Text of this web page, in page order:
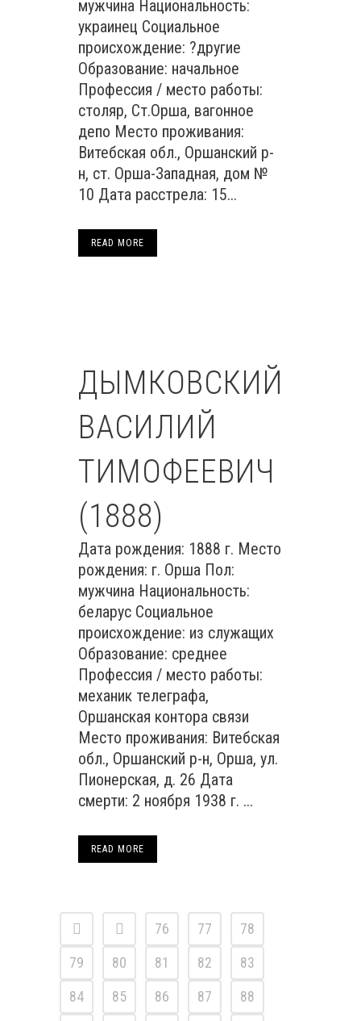
мужчина Национальность:
украинец Социальное
происхождение: ?другие
Образование: начальное
Профессия / место работы:
столяр, Ст.Орша, вагонное
депо Место проживания:
Витебская обл., Оршанский р-
н, ст. Орша-Западная, дом №
10 Дата расстрела: 15...
READ MORE
ДЫМКОВСКИЙ
ВАСИЛИЙ
ТИМОФЕЕВИЧ
(1888)
Дата рождения: 1888 г. Место
рождения: г. Орша Пол:
мужчина Национальность:
беларус Социальное
происхождение: из служащих
Образование: среднее
Профессия / место работы:
механик телеграфа,
Оршанская контора связи
Место проживания: Витебская
обл., Оршанский р-н, Орша, ул.
Пионерская, д. 26 Дата
смерти: 2 ноября 1938 г. ...
READ MORE
76 77
78
79
80 81 82
83
84
85 86 87
88